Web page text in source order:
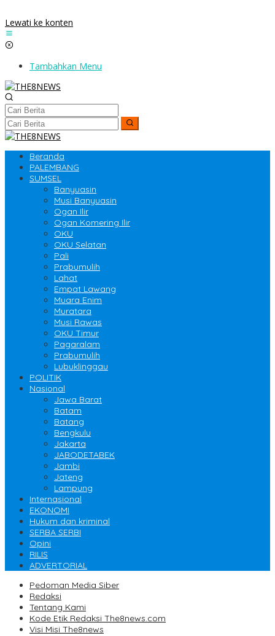
Lewati ke konten
Tambahkan Menu
Beranda
PALEMBANG
SUMSEL
Banyuasin
Musi Banyuasin
Ogan Ilir
Ogan Komering Ilir
OKU
OKU Selatan
Pali
Prabumulih
Lahat
Empat Lawang
Muara Enim
Muratara
Musi Rawas
OKU Timur
Pagaralam
Prabumulih
Lubuklinggau
POLITIK
Nasional
Jawa Barat
Batam
Batang
Bengkulu
Jakarta
JABODETABEK
Jambi
Jateng
Lampung
Internasional
EKONOMI
Hukum dan kriminal
SERBA SERBI
Opini
RILIS
ADVERTORIAL
Pedoman Media Siber
Redaksi
Tentang Kami
Kode Etik Redaksi The8news.com
Visi Misi The8news